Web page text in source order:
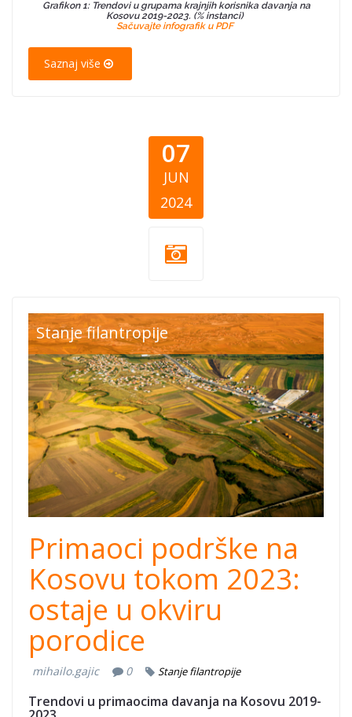
Grafikon 1: Trendovi u grupama krajnjih korisnika davanja na
Kosovu 2019-2023. (% instanci)
Sačuvajte infografik u PDF
Saznaj više
07
JUN
2024
Blog Thumb
Kosovo Dhuron
3.png
Stanje filantropije
Primaoci podrške na
Kosovu tokom 2023:
ostaje u okviru
porodice
mihailo.gajic 0 Stanje filantropije
Trendovi u primaocima davanja na Kosovu 2019-